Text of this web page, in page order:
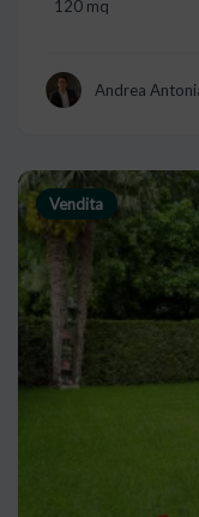
120 mq
Andrea
Vendita